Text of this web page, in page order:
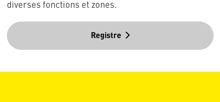
diverses fonctions et zones.
Registre